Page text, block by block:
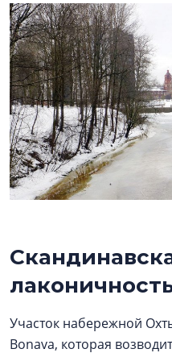
Участок набережной
Bonava, которая